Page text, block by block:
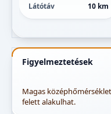
Látótáv
10 km
Figyelmeztetések
Magas
felett alakulhat.